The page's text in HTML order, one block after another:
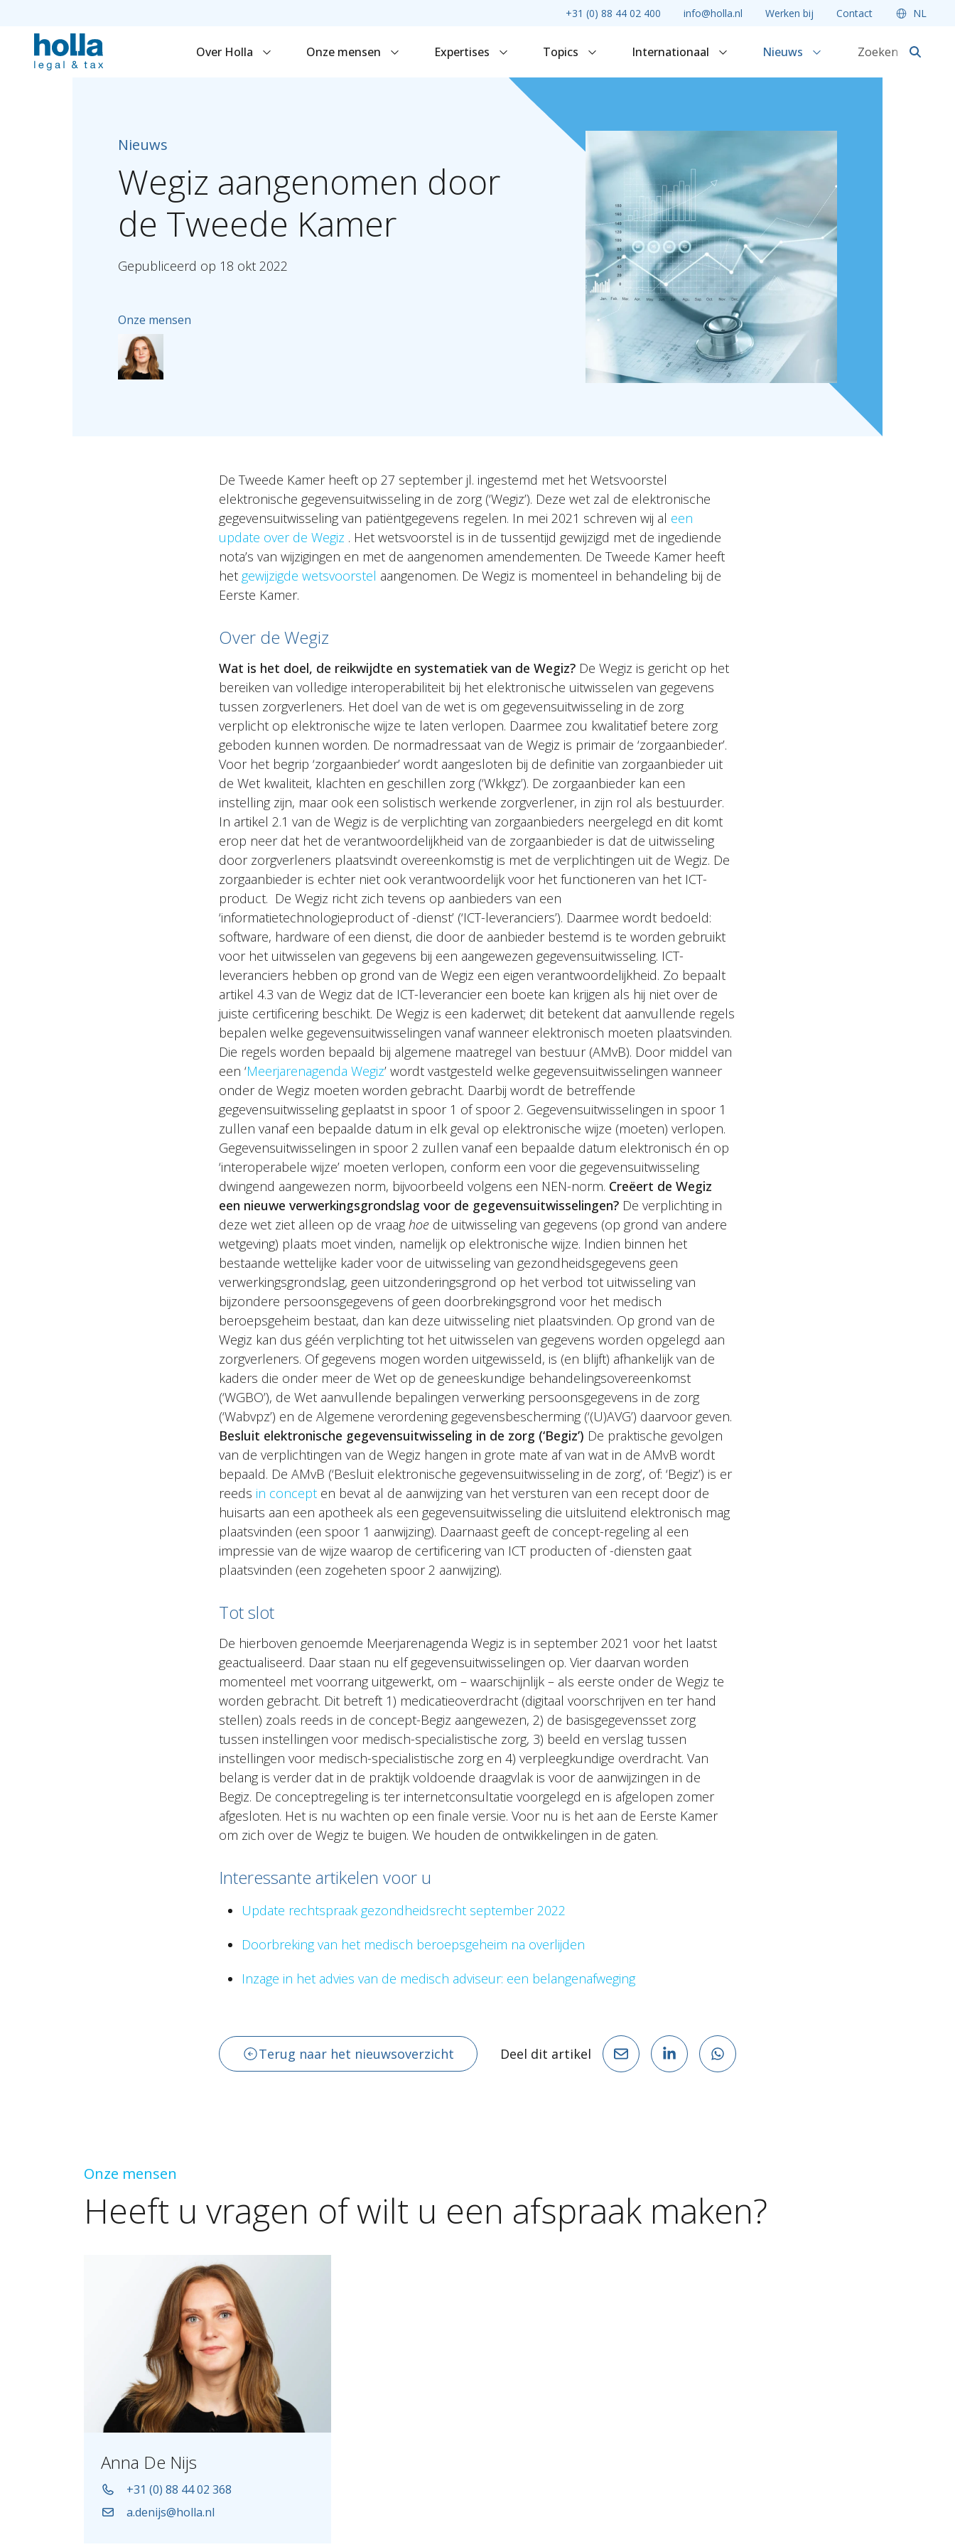
+31 (0) 88 44 02 400 info@holla.nl Werken bij Contact NL
Over Holla Onze mensen Expertises Topics Internationaal Nieuws
Nieuws
Wegiz aangenomen door
de Tweede Kamer
Gepubliceerd op 18 okt 2022
Onze mensen
De Tweede Kamer heeft op 27 september jl. ingestemd met het Wetsvoorstel
elektronische gegevensuitwisseling in de zorg (‘Wegiz’). Deze wet zal de elektronische
gegevensuitwisseling van patiëntgegevens regelen. In mei 2021 schreven wij al een
update over de Wegiz . Het wetsvoorstel is in de tussentijd gewijzigd met de ingediende
nota’s van wijzigingen en met de aangenomen amendementen. De Tweede Kamer heeft
het gewijzigde wetsvoorstel aangenomen. De Wegiz is momenteel in behandeling bij de
Eerste Kamer.
Over de Wegiz
Wat is het doel, de reikwijdte en systematiek van de Wegiz? De Wegiz is gericht op het
bereiken van volledige interoperabiliteit bij het elektronische uitwisselen van gegevens
tussen zorgverleners. Het doel van de wet is om gegevensuitwisseling in de zorg
verplicht op elektronische wijze te laten verlopen. Daarmee zou kwalitatief betere zorg
geboden kunnen worden. De normadressaat van de Wegiz is primair de ‘zorgaanbieder’.
Voor het begrip ‘zorgaanbieder’ wordt aangesloten bij de definitie van zorgaanbieder uit
de Wet kwaliteit, klachten en geschillen zorg (‘Wkkgz’). De zorgaanbieder kan een
instelling zijn, maar ook een solistisch werkende zorgverlener, in zijn rol als bestuurder.
In artikel 2.1 van de Wegiz is de verplichting van zorgaanbieders neergelegd en dit komt
erop neer dat het de verantwoordelijkheid van de zorgaanbieder is dat de uitwisseling
door zorgverleners plaatsvindt overeenkomstig is met de verplichtingen uit de Wegiz. De
zorgaanbieder is echter niet ook verantwoordelijk voor het functioneren van het ICT-
product. De Wegiz richt zich tevens op aanbieders van een
‘informatietechnologieproduct of -dienst’ (‘ICT-leveranciers’). Daarmee wordt bedoeld:
software, hardware of een dienst, die door de aanbieder bestemd is te worden gebruikt
voor het uitwisselen van gegevens bij een aangewezen gegevensuitwisseling. ICT-
leveranciers hebben op grond van de Wegiz een eigen verantwoordelijkheid. Zo bepaalt
artikel 4.3 van de Wegiz dat de ICT-leverancier een boete kan krijgen als hij niet over de
juiste certificering beschikt. De Wegiz is een kaderwet; dit betekent dat aanvullende regels
bepalen welke gegevensuitwisselingen vanaf wanneer elektronisch moeten plaatsvinden.
Die regels worden bepaald bij algemene maatregel van bestuur (AMvB). Door middel van
een ‘Meerjarenagenda Wegiz’ wordt vastgesteld welke gegevensuitwisselingen wanneer
onder de Wegiz moeten worden gebracht. Daarbij wordt de betreffende
gegevensuitwisseling geplaatst in spoor 1 of spoor 2. Gegevensuitwisselingen in spoor 1
zullen vanaf een bepaalde datum in elk geval op elektronische wijze (moeten) verlopen.
Gegevensuitwisselingen in spoor 2 zullen vanaf een bepaalde datum elektronisch én op
‘interoperabele wijze’ moeten verlopen, conform een voor die gegevensuitwisseling
dwingend aangewezen norm, bijvoorbeeld volgens een NEN-norm. Creëert de Wegiz
een nieuwe verwerkingsgrondslag voor de gegevensuitwisselingen? De verplichting in
deze wet ziet alleen op de vraag hoe de uitwisseling van gegevens (op grond van andere
wetgeving) plaats moet vinden, namelijk op elektronische wijze. lndien binnen het
bestaande wettelijke kader voor de uitwisseling van gezondheidsgegevens geen
verwerkingsgrondslag, geen uitzonderingsgrond op het verbod tot uitwisseling van
bijzondere persoonsgegevens of geen doorbrekingsgrond voor het medisch
beroepsgeheim bestaat, dan kan deze uitwisseling niet plaatsvinden. Op grond van de
Wegiz kan dus géén verplichting tot het uitwisselen van gegevens worden opgelegd aan
zorgverleners. Of gegevens mogen worden uitgewisseld, is (en blijft) afhankelijk van de
kaders die onder meer de Wet op de geneeskundige behandelingsovereenkomst
(‘WGBO’), de Wet aanvullende bepalingen verwerking persoonsgegevens in de zorg
(‘Wabvpz’) en de Algemene verordening gegevensbescherming (‘(U)AVG’) daarvoor geven.
Besluit elektronische gegevensuitwisseling in de zorg (‘Begiz’) De praktische gevolgen
van de verplichtingen van de Wegiz hangen in grote mate af van wat in de AMvB wordt
bepaald. De AMvB (‘Besluit elektronische gegevensuitwisseling in de zorg’, of: ‘Begiz’) is er
reeds in concept en bevat al de aanwijzing van het versturen van een recept door de
huisarts aan een apotheek als een gegevensuitwisseling die uitsluitend elektronisch mag
plaatsvinden (een spoor 1 aanwijzing). Daarnaast geeft de concept-regeling al een
impressie van de wijze waarop de certificering van ICT producten of -diensten gaat
plaatsvinden (een zogeheten spoor 2 aanwijzing).
Tot slot
De hierboven genoemde Meerjarenagenda Wegiz is in september 2021 voor het laatst
geactualiseerd. Daar staan nu elf gegevensuitwisselingen op. Vier daarvan worden
momenteel met voorrang uitgewerkt, om – waarschijnlijk – als eerste onder de Wegiz te
worden gebracht. Dit betreft 1) medicatieoverdracht (digitaal voorschrijven en ter hand
stellen) zoals reeds in de concept-Begiz aangewezen, 2) de basisgegevensset zorg
tussen instellingen voor medisch-specialistische zorg, 3) beeld en verslag tussen
instellingen voor medisch-specialistische zorg en 4) verpleegkundige overdracht. Van
belang is verder dat in de praktijk voldoende draagvlak is voor de aanwijzingen in de
Begiz. De conceptregeling is ter internetconsultatie voorgelegd en is afgelopen zomer
afgesloten. Het is nu wachten op een finale versie. Voor nu is het aan de Eerste Kamer
om zich over de Wegiz te buigen. We houden de ontwikkelingen in de gaten.
Interessante artikelen voor u
Update rechtspraak gezondheidsrecht september 2022
Doorbreking van het medisch beroepsgeheim na overlijden
Inzage in het advies van de medisch adviseur: een belangenafweging
Terug naar het nieuwsoverzicht Deel dit artikel
Onze mensen
Heeft u vragen ofwilt u een afspraak maken?
Anna De Nijs
+31 (0) 88 44 02 368
a.denijs@holla.nl